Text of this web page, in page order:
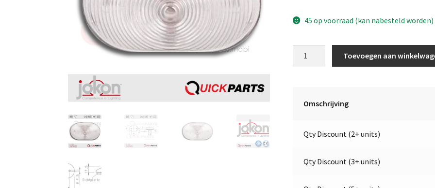
45 op voorraad (kan nabesteld worden)
13.5005.000,
02994
Toevoegen aan
Omschrijving
Qty Discount (2+ units)
Qty Discount (3+ units)